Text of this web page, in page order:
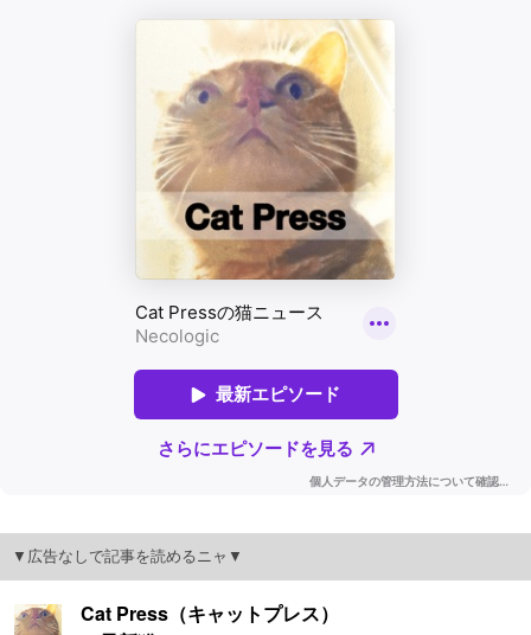
▼広告なしで記事を読めるニャ▼